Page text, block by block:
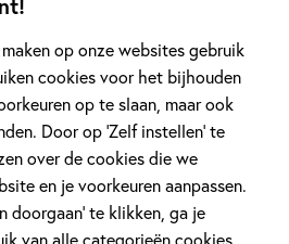
op onze websites gebruik
cookies voor het bijhouden
op te slaan, maar ook
Door op ‘Zelf instellen’ te
over de cookies die we
en je voorkeuren aanpassen.
doorgaan’ te klikken, ga je
van alle categorieën cookies
mee te doen. Met een trekker
prentenboek. Zijn teksten
onthouden de tekst sneller.
De expressieve
een feest!
verder